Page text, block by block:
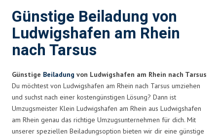
Günstige Beiladung von
Ludwigshafen am Rhein
nach Tarsus
Günstige Beiladung von Ludwigshafen am Rhein nach Tarsus
Du möchtest von Ludwigshafen am Rhein nach Tarsus umziehen
und suchst nach einer kostengünstigen Lösung? Dann ist
Umzugsmeister Klein Ludwigshafen am Rhein aus Ludwigshafen
am Rhein genau das richtige Umzugsunternehmen für dich. Mit
unserer speziellen Beiladungsoption bieten wir dir eine günstige